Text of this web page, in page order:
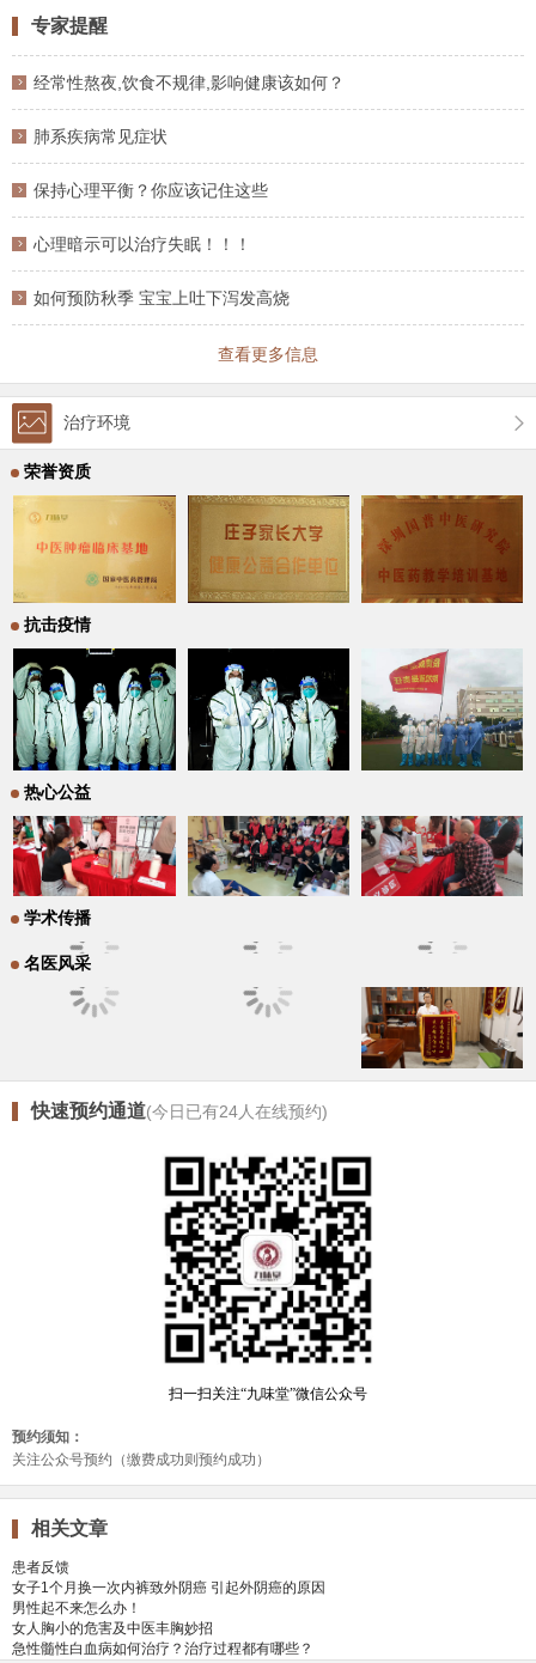
专家提醒
经常性熬夜,饮食不规律,影响健康该如何？
肺系疾病常见症状
保持心理平衡？你应该记住这些
心理暗示可以治疗失眠！！！
如何预防秋季 宝宝上吐下泻发高烧
查看更多信息
治疗环境
荣誉资质
抗击疫情
热心公益
学术传播
名医风采
快速预约通道(今日已有24人在线预约)
相关文章
患者反馈
女子1个月换一次内裤致外阴癌 引起外阴癌的原因
男性起不来怎么办！
女人胸小的危害及中医丰胸妙招
急性髓性白血病如何治疗？治疗过程都有哪些？